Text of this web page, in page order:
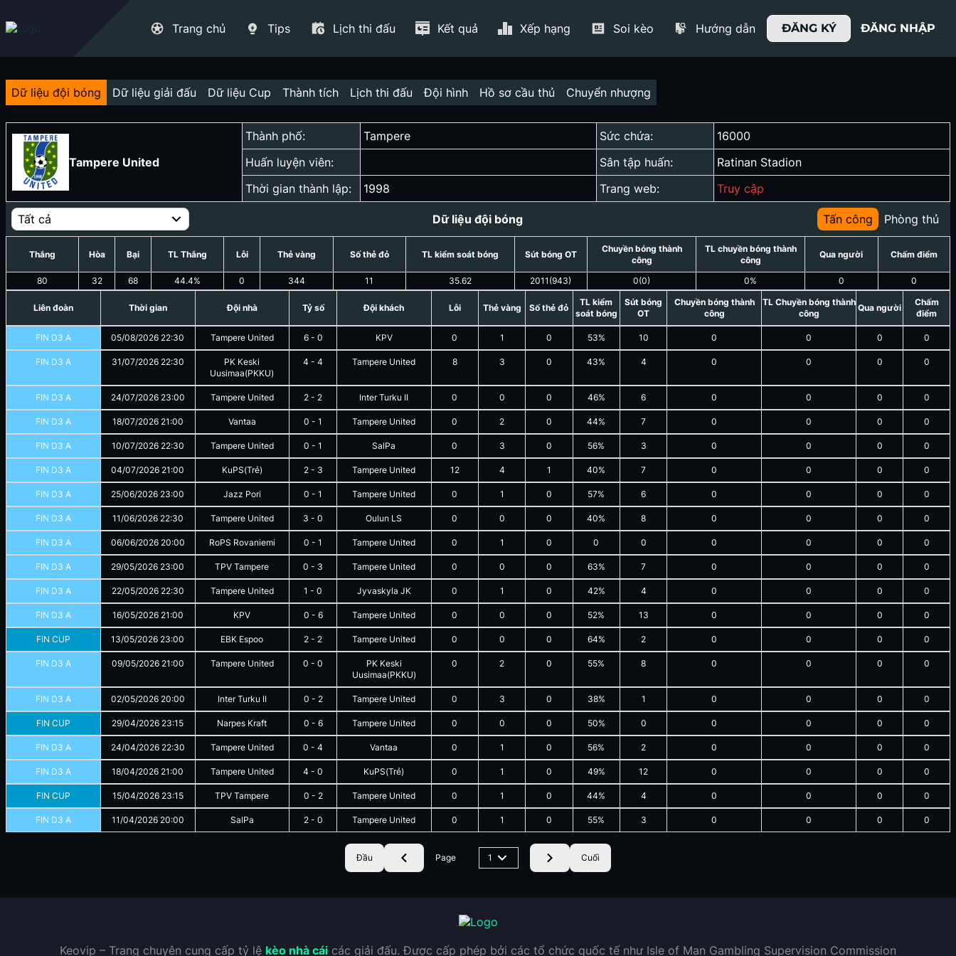
Trang chủ Tips Lịch thi đấu Kết quả Xếp hạng Soi kèo Hướng dẫn ĐĂNG KÝ ĐĂNG NHẬP
Dữ liệu đội bóng Dữ liệu giải đấu Dữ liệu Cup Thành tích Lịch thi đấu Đội hình Hồ sơ cầu thủ Chuyển nhượng
Tampere United
Thành phố: Tampere Sức chứa:
16000
Huấn luyện viên:
Sân tập huấn:
Ratinan Stadion
Thời gian thành lập:
1998 Trang web: Truy cập
Tất cả Dữ liệu đội bóng Tấn công Phòng thủ
Thắng
80
Hòa
32
Bại
68
TL Thắng
44.4%
Lỗi
0
Thẻ vàng
344
Số thẻ đỏ
11
TL kiểm soát bóng
35.62
Sút bóng OT
2011 (943)
Chuyền bóng thành
công
0(0)
TL chuyền bóng thành
công
0%
Qua người
0
Chấm điểm
0
Liên đoàn Thời gian Đội nhà Tỷ số Đội khách Lỗi Thẻ vàng Số thẻ đỏ
TL kiểm
soát bóng
Sút bóng
OT
Chuyền bóng thành
công
TL Chuyền bóng thành
công
Qua người
Chấm
điểm
FIN D3 A 05/08/2026 22:30 Tampere United 6- 0 KPV 0 1 0 53% 10 0 0 0 0
FIN D3 A 31/07/2026 22:30
PK Keski
Uusimaa(PKKU)
4 -4 Tampere United 8 3 0 43% 4 0 0 0 0
FIN D3 A 24/07/2026 23:00 Tampere United 2 - 2 Inter Turku II 0 0 0 46% 6 0 0 0 0
FIN D3 A 18/07/2026 21:00 Vantaa 0 -1 Tampere United 0 2 0 44% 7 0 0 0 0
FIN D3 A 10/07/2026 22:30 Tampere United 0 -1 SalPa 0 3 0 56% 3 0 0 0 0
FIN D3 A 04/07/2026 21:00 KuPS(Trẻ) 2- 3 Tampere United 12 4 1 40% 7 0 0 0 0
FIN D3 A 25/06/2026 23:00 Jazz Pori 0 -1 Tampere United 0 1 0 57% 6 0 0 0 0
FIN D3 A 11/06/2026 22:30 Tampere United 3 -0 Oulun LS 0 0 0 40% 8 0 0 0 0
FIN D3 A 06/06/2026 20:00 RoPS Rovaniemi 0 -1 Tampere United 0 1 0 0 0 0 0 0 0
FIN D3 A 29/05/2026 23:00 TPV Tampere 0 - 3 Tampere United 0 0 0 63% 7 0 0 0 0
FIN D3 A 22/05/2026 22:30 Tampere United 1 -0 Jyvaskyla JK 0 1 0 42% 4 0 0 0 0
FIN D3 A 16/05/2026 21:00 KPV 0 - 6 Tampere United 0 0 0 52% 13 0 0 0 0
FIN CUP 13/05/2026 23:00 EBK Espoo 2 - 2 Tampere United 0 0 0 64% 2 0 0 0 0
FIN D3 A 09/05/2026 21:00 Tampere United 0 -0
PK Keski
Uusimaa(PKKU)
0 2 0 55% 8 0 0 0 0
FIN D3 A 02/05/2026 20:00 Inter Turku II 0 - 2 Tampere United 0 3 0 38% 1 0 0 0 0
FIN CUP 29/04/2026 23:15 Narpes Kraft 0 - 6 Tampere United 0 0 0 50% 0 0 0 0 0
FIN D3 A 24/04/2026 22:30 Tampere United 0 -4 Vantaa 0 1 0 56% 2 0 0 0 0
FIN D3 A 18/04/2026 21:00 Tampere United 4 -0 KuPS(Trẻ) 0 1 0 49% 12 0 0 0 0
FIN CUP 15/04/2026 23:15 TPV Tampere 0 - 2 Tampere United 0 1 0 44% 4 0 0 0 0
FIN D3 A 11/04/2026 20:00 SalPa 2- 0 Tampere United 0 1 0 55% 3 0 0 0 0
Đầu Page 1 Cuối
Keovip – Trang chuyên cung cấp tỷ lệ kèo nhà cái các giải đấu. Được cấp phép bởi các tổ chức quốc tế như Isle of Man Gambling Supervision Commission